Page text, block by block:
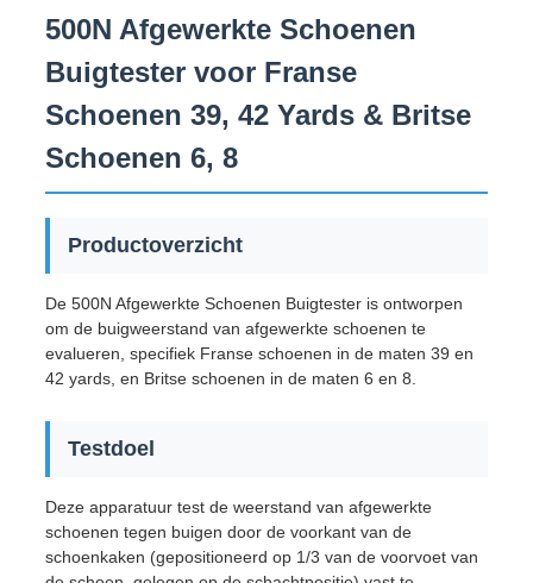
500N Afgewerkte Schoenen
Buigtester voor Franse
Schoenen 39, 42 Yards & Britse
Schoenen 6, 8
Productoverzicht
De 500N Afgewerkte Schoenen Buigtester is ontworpen
om de buigweerstand van afgewerkte schoenen te
evalueren, specifiek Franse schoenen in de maten 39 en
42 yards, en Britse schoenen in de maten 6 en 8.
Testdoel
Deze apparatuur test de weerstand van afgewerkte
schoenen tegen buigen door de voorkant van de
schoenkaken (gepositioneerd op 1/3 van de voorvoet van